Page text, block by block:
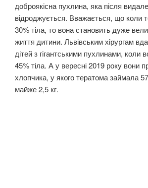
доброякісна пухлина, яка після
відроджується. Вважається, що коли
30% тіла, то вона становить дуже
життя дитини. Львівським хірургам
дітей з гігантськими пухлинами, коли
45% тіла. А у вересні 2019 року вони
хлопчика, у якого тератома займала
майже 2,5 кг.